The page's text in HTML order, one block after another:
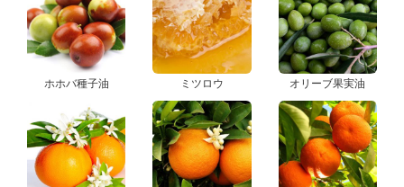
ホホバ種子油 ミツロウ オリーブ果実油